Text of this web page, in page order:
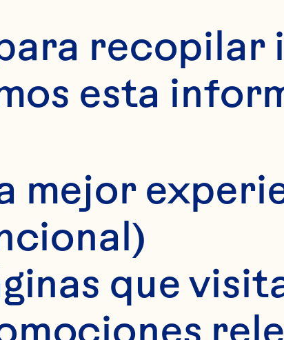
esta
mejor
que